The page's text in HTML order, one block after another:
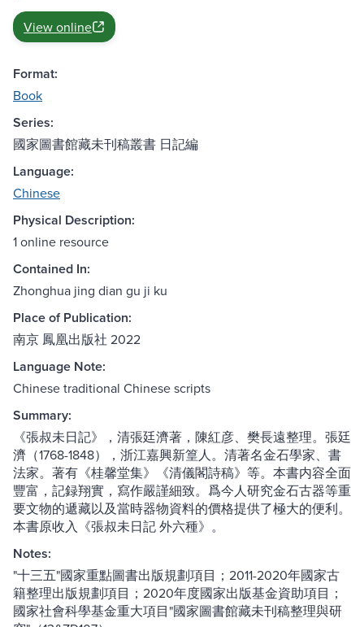
View online
Format:
Book
Series:
國家圖書館藏未刊稿叢書 日記編
Language:
Chinese
Physical Description:
1 online resource
Contained In:
Zhonghua jing dian gu ji ku
Place of Publication:
南京 鳳凰出版社 2022
Language Note:
Chinese traditional Chinese scripts
Summary:
《張叔未日記》，清張廷濟著，陳紅彦、樊長遠整理。張廷
濟（1768-1848），浙江嘉興新篁人。清著名金石學家、書
法家。著有《桂馨堂集》《清儀閣詩稿》等。本書内容全面
豐富，記録翔實，寫作嚴謹細致。爲今人研究金石古器等重
要文物的遞藏以及當時器物資料的價格提供了極大的便利。
本書原收入《張叔未日記 外六種》。
Notes:
"十三五"國家重點圖書出版規劃項目；2011-2020年國家古
籍整理出版規劃項目；2020年度國家出版基金資助項目；
國家社會科學基金重大項目"國家圖書館藏未刊稿整理與研